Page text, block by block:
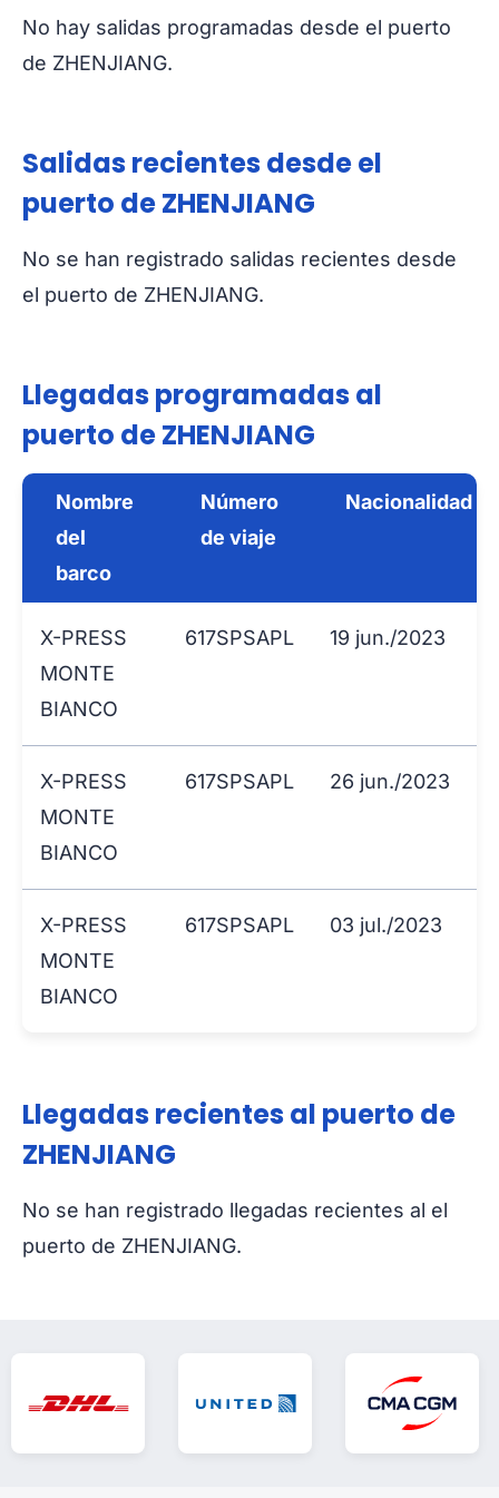
No hay salidas programadas desde el puerto
de ZHENJIANG.
Salidas recientes desde el
puerto de ZHENJIANG
No se han registrado salidas recientes desde
el puerto de ZHENJIANG.
Llegadas programadas al
puerto de ZHENJIANG
Nombre
del
barco
Número
de viaje
Nacionalidad
X-PRESS
MONTE
BIANCO
617SPSAPL 19 jun./2023
X-PRESS
MONTE
BIANCO
617SPSAPL 26 jun./2023
X-PRESS
MONTE
BIANCO
617SPSAPL 03 jul./2023
Llegadas recientes al puerto de
ZHENJIANG
No se han registrado llegadas recientes al el
puerto de ZHENJIANG.